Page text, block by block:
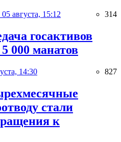
05 августа, 15:12 314
госактивов
000 манатов
14:30 827
стали
к